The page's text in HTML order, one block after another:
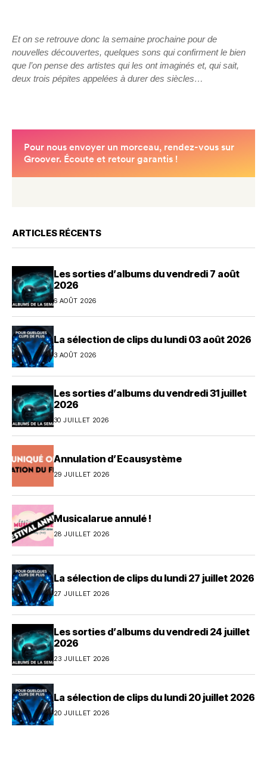
Et on se retrouve donc la semaine prochaine pour de
nouvelles découvertes, quelques sons qui confirment le bien
que l’on pense des artistes qui les ont imaginés et, qui sait,
deux trois pépites appelées à durer des siècles…
ARTICLES RÉCENTS
Les sorties d’albums du vendredi 7 août
2026
6 AOÛT 2026
La sélection de clips du lundi 03 août 2026
3 AOÛT 2026
Les sorties d’albums du vendredi 31 juillet
2026
30 JUILLET 2026
Annulation d’Ecausystème
29 JUILLET 2026
Musicalarue annulé !
28 JUILLET 2026
La sélection de clips du lundi 27 juillet 2026
27 JUILLET 2026
Les sorties d’albums du vendredi 24 juillet
2026
23 JUILLET 2026
La sélection de clips du lundi 20 juillet 2026
20 JUILLET 2026